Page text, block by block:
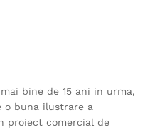
produsului.
bine de 15 ani in urma,
o buna ilustrare a
proiect comercial de